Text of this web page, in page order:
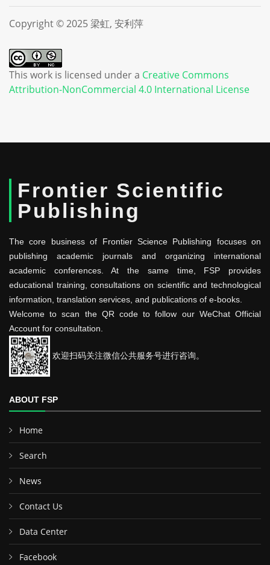
Copyright © 2025 梁虹, 安利萍
This work is licensed under a Creative Commons
Attribution-NonCommercial 4.0 International License
Frontier Scientific
Publishing
The core business of Frontier Science Publishing focuses on
publishing academic journals and organizing international
academic conferences. At the same time, FSP provides
educational training, consultations on scientific and technological
information, translation services, and publications of e-books.
Welcome to scan the QR code to follow our WeChat Official
Account for consultation.
欢迎扫码关注微信公共服务号进行咨询。
ABOUT FSP
Home
Search
News
Contact Us
Data Center
Facebook